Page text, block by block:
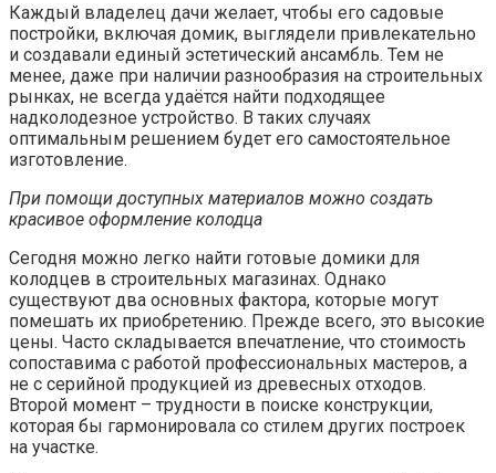
Каждый владелец дачи желает, чтобы его садовые
постройки, включая домик, выглядели привлекательно
и создавали единый эстетический ансамбль. Тем не
менее, даже при наличии разнообразия на строительных
рынках, не всегда удаётся найти подходящее
надколодезное устройство. В таких случаях
оптимальным решением будет его самостоятельное
изготовление.
При помощи доступных материалов можно создать
красивое оформление колодца
Сегодня можно легко найти готовые домики для
колодцев в строительных магазинах. Однако
существуют два основных фактора, которые могут
помешать их приобретению. Прежде всего, это высокие
цены. Часто складывается впечатление, что стоимость
сопоставима с работой профессиональных мастеров, а
не с серийной продукцией из древесных отходов.
Второй момент – трудности в поиске конструкции,
которая бы гармонировала со стилем других построек
на участке.